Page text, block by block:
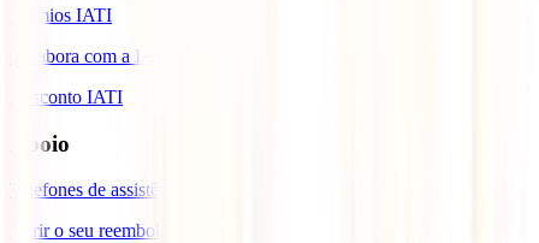
Prémios IATI
Colabora com a IATI
Desconto IATI
Apoio
Telefones de assistência
Gerir o seu reembolso